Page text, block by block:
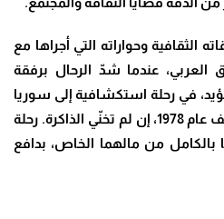
الثقافية وحواراته التي أجراها مع
عندما شدّ الرحال برفقة
في رحلة استكشافية إلى سوريا
والعراق ولبنان ومصر، في صيف عام 1978، إن لم تخنّي الذاكرة. رحلة
من مالهما الخاص، بدافع